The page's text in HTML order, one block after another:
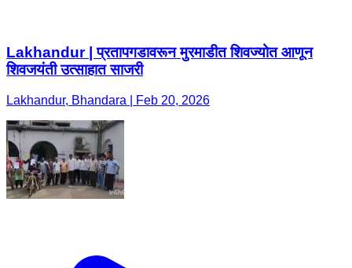
Lakhandur | प्रतापगडावरून मुरमाडीत शिवज्योत आणून
शिवजयंती उत्साहात साजरी
Lakhandur, Bhandara | Feb 20, 2026